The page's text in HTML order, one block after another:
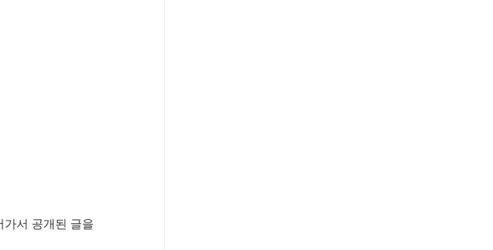
서 공개된 글을